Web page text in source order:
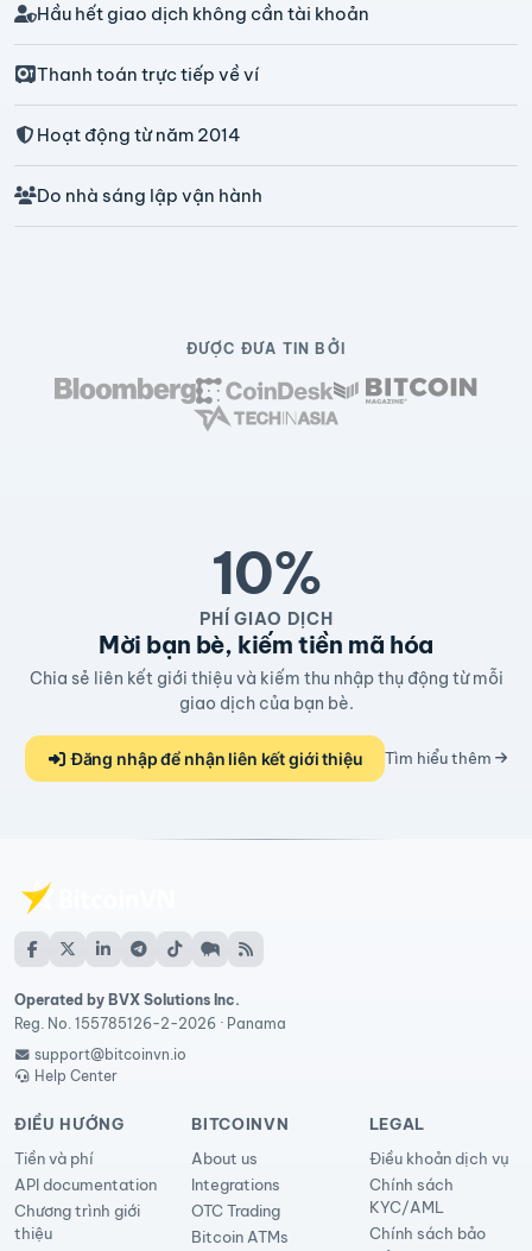
Hầu hết giao dịch không cần tài khoản
Thanh toán trực tiếp về ví
Hoạt động từ năm 2014
Do nhà sáng lập vận hành
ĐƯỢC ĐƯA TIN BỞI
10%
PHÍ GIAO DỊCH
Mời bạn bè, kiếm tiền mã hóa
Chia sẻ liên kết giới thiệu và kiếm thu nhập thụ động từ mỗi
giao dịch của bạn bè.
Đăng nhập để nhận liên kết giới thiệu Tìm hiểu thêm
Operated by BVX Solutions Inc.
Reg. No. 155785126-2-2026 · Panama
support@bitcoinvn.io
Help Center
ĐIỀU HƯỚNG
Tiền và phí
API documentation
Chương trình giới
thiệu
BITCOINVN
About us
Integrations
OTC Trading
Bitcoin ATMs
LEGAL
Điều khoản dịch vụ
Chính sách
KYC/AML
Chính sách bảo